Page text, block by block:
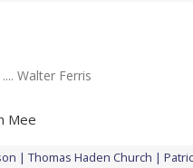
Walter Ferris
Mee
Thomas Haden Church